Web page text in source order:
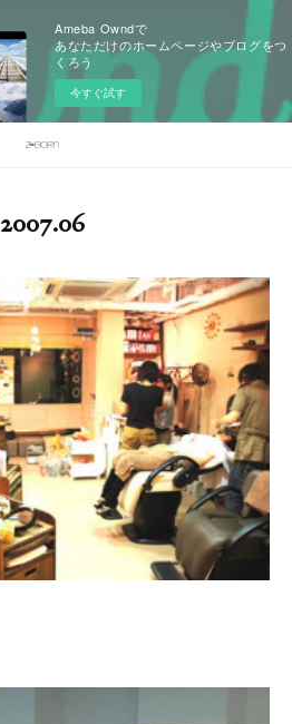
Ameba Owndで
あなただけのホームページやブログをつ
くろう
今すぐ試す
2007.06